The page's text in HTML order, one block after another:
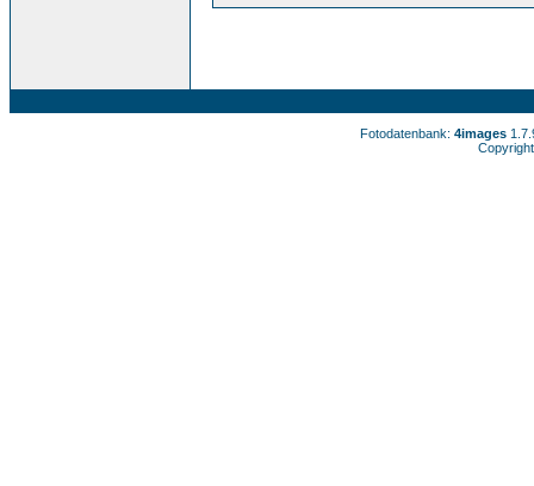
Fotodatenbank: 4images